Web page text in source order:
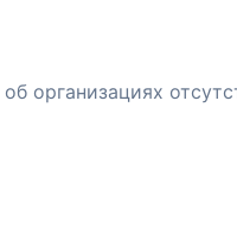
организациях